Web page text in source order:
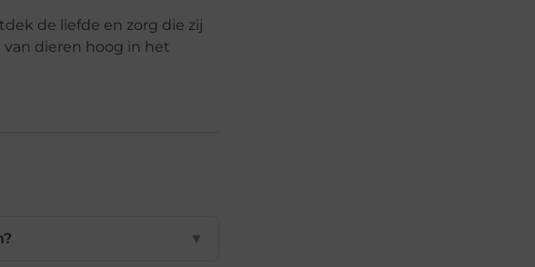
de liefde en zorg die zij
dieren hoog in het
▼